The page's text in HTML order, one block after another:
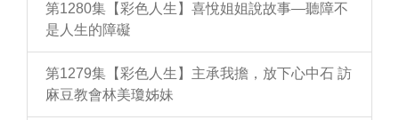
第1280集【彩色人生】喜悅姐姐說故事—聽障不
是人生的障礙
第1279集【彩色人生】主承我擔，放下心中石 訪
麻豆教會林美瓊姊妹